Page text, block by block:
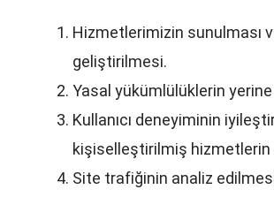
Hizmetlerimizin sunulması
geliştirilmesi.
Yasal yükümlülüklerin
Kullanıcı deneyiminin
kişiselleştirilmiş hizmetlerin
Site trafiğinin analiz